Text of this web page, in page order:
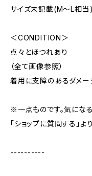
サイズ未記載(M～L相当)
＜CONDITION＞
点々とほつれあり
（全て画像参照）
着用に支障のあるダメー
※一点ものです。気にな
「ショップに質問する」
----------